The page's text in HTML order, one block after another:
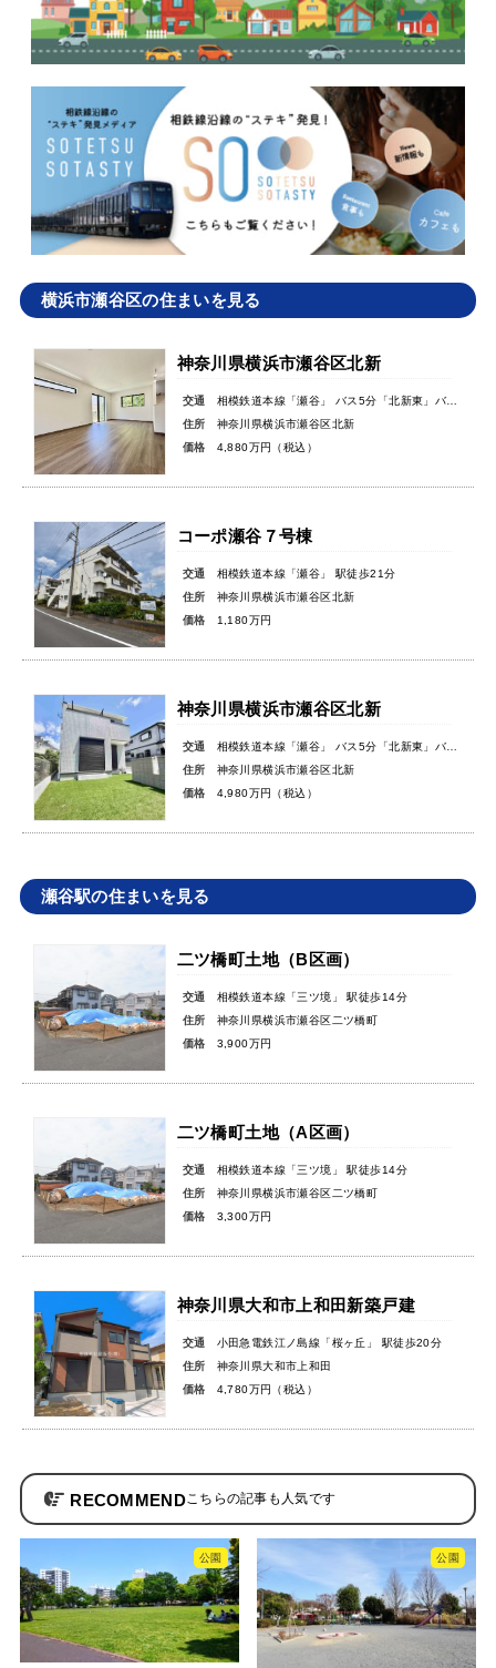
横浜市瀬谷区の住まいを見る
神奈川県横浜市瀬谷区北新
交通
相模鉄道本線「瀬谷」 バス5分「北新東」バス停徒歩9分
住所
神奈川県横浜市瀬谷区北新
価格
4,880万円（税込）
コーポ瀬谷７号棟
交通
相模鉄道本線「瀬谷」 駅徒歩21分
住所
神奈川県横浜市瀬谷区北新
価格
1,180万円
神奈川県横浜市瀬谷区北新
交通
相模鉄道本線「瀬谷」 バス5分「北新東」バス停徒歩9分
住所
神奈川県横浜市瀬谷区北新
価格
4,980万円（税込）
瀬谷駅の住まいを見る
二ツ橋町土地（B区画）
交通
相模鉄道本線「三ツ境」 駅徒歩14分
住所
神奈川県横浜市瀬谷区二ツ橋町
価格
3,900万円
二ツ橋町土地（A区画）
交通
相模鉄道本線「三ツ境」 駅徒歩14分
住所
神奈川県横浜市瀬谷区二ツ橋町
価格
3,300万円
神奈川県大和市上和田新築戸建
交通
小田急電鉄江ノ島線「桜ヶ丘」 駅徒歩20分
住所
神奈川県大和市上和田
価格
4,780万円（税込）
RECOMMEND
公園 公園